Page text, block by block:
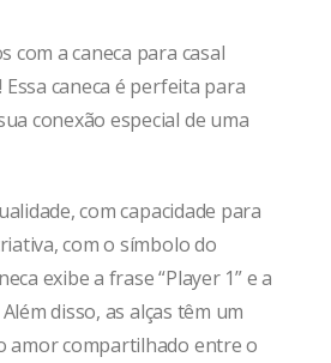
com a caneca para casal
caneca é perfeita para
conexão especial de uma
com capacidade para
com o símbolo do
exibe a frase “Player 1” e a
disso, as alças têm um
amor compartilhado entre o